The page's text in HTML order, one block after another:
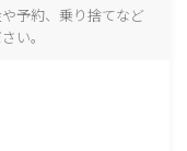
予約、乗り捨てなど
い。